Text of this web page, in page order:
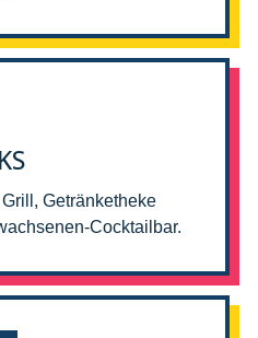
Getränketheke
Cocktailbar.